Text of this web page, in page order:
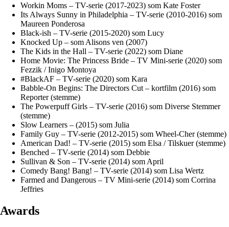
Workin Moms – TV-serie (2017-2023) som Kate Foster
Its Always Sunny in Philadelphia – TV-serie (2010-2016) som
Maureen Ponderosa
Black-ish – TV-serie (2015-2020) som Lucy
Knocked Up – som Alisons ven (2007)
The Kids in the Hall – TV-serie (2022) som Diane
Home Movie: The Princess Bride – TV Mini-serie (2020) som
Fezzik / Inigo Montoya
#BlackAF – TV-serie (2020) som Kara
Babble-On Begins: The Directors Cut – kortfilm (2016) som
Reporter (stemme)
The Powerpuff Girls – TV-serie (2016) som Diverse Stemmer
(stemme)
Slow Learners – (2015) som Julia
Family Guy – TV-serie (2012-2015) som Wheel-Cher (stemme)
American Dad! – TV-serie (2015) som Elsa / Tilskuer (stemme)
Benched – TV-serie (2014) som Debbie
Sullivan & Son – TV-serie (2014) som April
Comedy Bang! Bang! – TV-serie (2014) som Lisa Wertz
Farmed and Dangerous – TV Mini-serie (2014) som Corrina
Jeffries
Awards